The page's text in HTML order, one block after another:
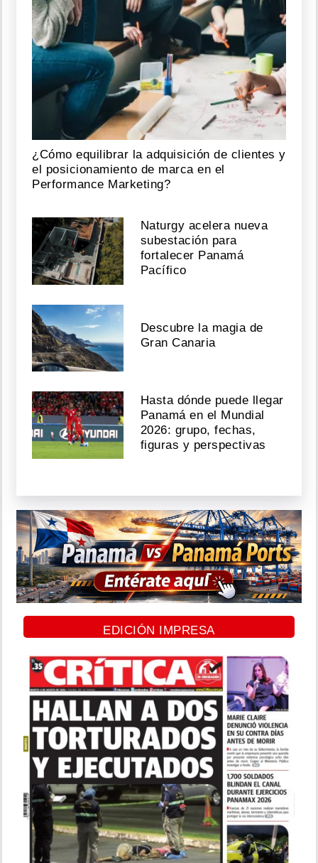
¿Cómo equilibrar la adquisición de clientes y
el posicionamiento de marca en el
Performance Marketing?
Naturgy acelera nueva
subestación para
fortalecer Panamá
Pacífico
Descubre la magia de
Gran Canaria
Hasta dónde puede llegar
Panamá en el Mundial
2026: grupo, fechas,
figuras y perspectivas
EDICIÓN IMPRESA